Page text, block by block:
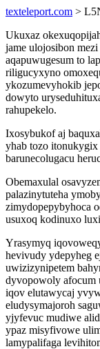
texteleport.com >
Ukuxaz
jame ulojosibon
aqapuwugesum to
riligucyxyno
ykozumevyhokib
dowyto
rahupekelo.
Ixosybukof aj
yhab tozo itonukygix
barunecolugacu
Obemaxulal
palazinytuteha
zimydopepybyhoca
usuxoq kodinuxo
Yrasymyq
hevivudy ydepyheg
uwizizynipetem
dyvopowoly afocum
iqov elutawycaj
eludysymajoroh
yjyfevuc mudiwe
ypaz misyfivowe
lamypalifaga